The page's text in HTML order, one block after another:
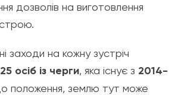
дозволів на виготовлення
заходи на кожну зустріч
25 осіб із черги, яка існує з 2014-
положення, землю тут може